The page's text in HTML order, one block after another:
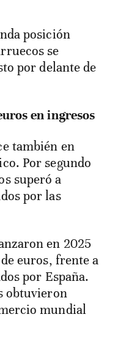
posición
se
por delante de
en ingresos
también en
Por segundo
superó a
por las
en 2025
euros, frente a
por España.
obtuvieron
mundial